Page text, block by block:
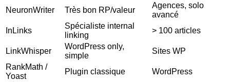
NeuronWriter Très bon RP/valeur
Agences, solo
avancé
InLinks
Spécialiste internal
linking
> 100 articles
LinkWhisper
WordPress only,
simple
Sites WP
RankMath /
Yoast
Plugin classique WordPress